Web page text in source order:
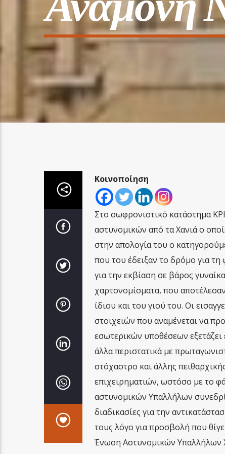
Κοινοποίηση
Στο σωφρονιστικό κατάστημα
αστυνομικών από τα Χανιά ο
στην απολογία του ο
που του έδειξαν το δρόμο για
για την εκβίαση σε βάρος
χαρτονομίσματα, που
ίδιου και του γιού του. Οι
στοιχειών που αναμένεται να
εσωτερικών υποθέσεων
άλλα περιστατικά με
στόχαστρο και άλλης
επιχειρηματιών, ωστόσο με το
αστυνομικών Υπαλλήλων
διαδικασίες για την
τους λόγο για προσβολή που
Ένωση Αστυνομικών Υπαλλήλων